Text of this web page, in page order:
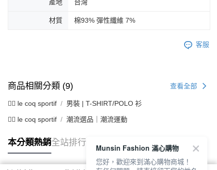
產地 台灣
材質 棉93% 彈性纖維 7%
客服
商品相關分類 (9) 查看全部
🚴‍♂️ le coq sportif 男裝 | T-SHIRT/POLO 衫
🚴‍♂️ le coq sportif 潮流選品｜潮流運動
本分類熱銷全站排行
Munsin Fashion 滿心購物
您好，歡迎來到滿心購物商城！